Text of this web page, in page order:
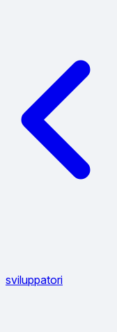
sviluppatori